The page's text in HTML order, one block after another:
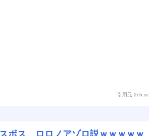
引用元:2ch.sc
ボス、ロロノアゾロ説ｗｗｗｗｗ